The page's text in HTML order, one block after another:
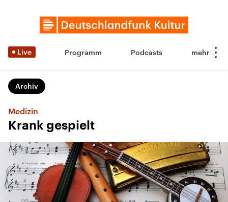
Live Programm Podcasts
Archiv
Medizin
Krank gespielt